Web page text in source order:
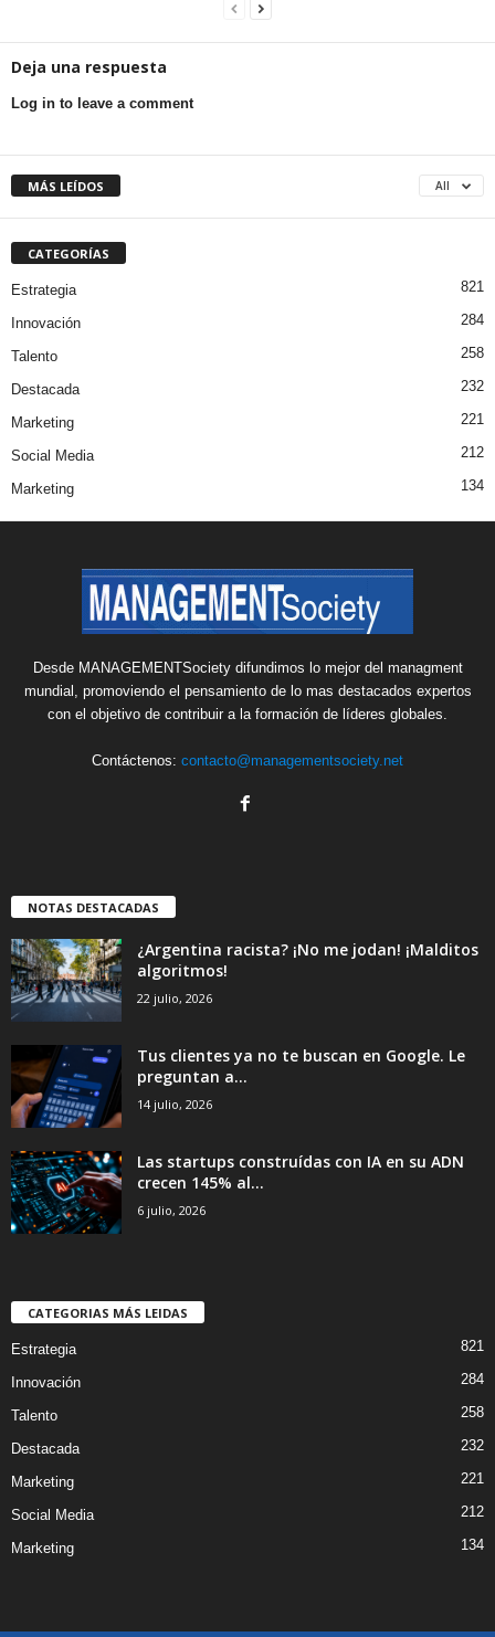
Deja una respuesta
Log in to leave a comment
MÁS LEÍDOS All
CATEGORÍAS
Estrategia 821
Innovación 284
Talento 258
Destacada 232
Marketing 221
Social Media 212
Marketing 134
Desde MANAGEMENTSociety difundimos lo mejor del managment
mundial, promoviendo el pensamiento de lo mas destacados expertos
con el objetivo de contribuir a la formación de líderes globales.
Contáctenos: contacto@managementsociety.net
NOTAS DESTACADAS
¿Argentina racista? ¡No me jodan! ¡Malditos
algoritmos!
22 julio, 2026
Tus clientes ya no te buscan en Google. Le
preguntan a...
14 julio, 2026
Las startups construídas con IA en su ADN
crecen 145% al...
6 julio, 2026
CATEGORIAS MÁS LEIDAS
Estrategia 821
Innovación 284
Talento 258
Destacada 232
Marketing 221
Social Media 212
Marketing 134